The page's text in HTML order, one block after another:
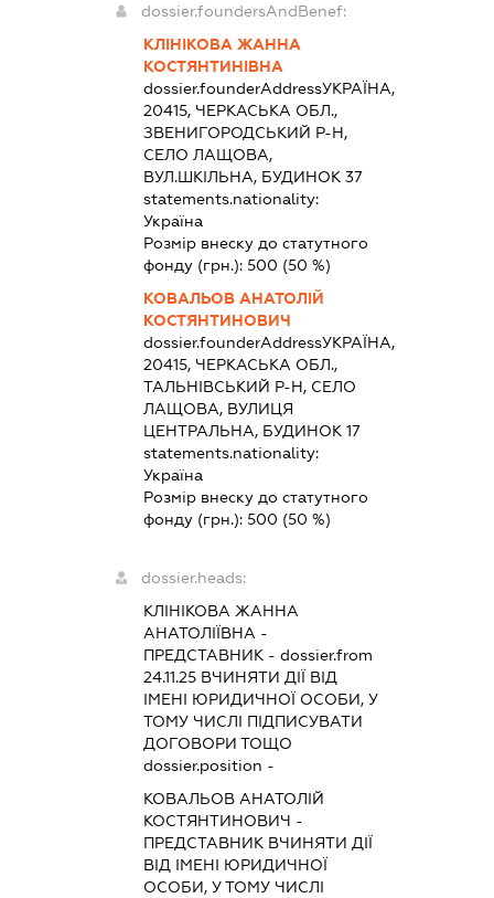
dossier.foundersAndBenef:
КЛІНІКОВА ЖАННА
КОСТЯНТИНІВНА
dossier.founderAddressУКРАЇНА,
20415, ЧЕРКАСЬКА ОБЛ.,
ЗВЕНИГОРОДСЬКИЙ Р-Н,
СЕЛО ЛАЩОВА,
ВУЛ.ШКІЛЬНА, БУДИНОК 37
statements.nationality:
Україна
Розмір внеску до статутного
фонду (грн.): 500 (50 %)
КОВАЛЬОВ АНАТОЛІЙ
КОСТЯНТИНОВИЧ
dossier.founderAddressУКРАЇНА,
20415, ЧЕРКАСЬКА ОБЛ.,
ТАЛЬНІВСЬКИЙ Р-Н, СЕЛО
ЛАЩОВА, ВУЛИЦЯ
ЦЕНТРАЛЬНА, БУДИНОК 17
statements.nationality:
Україна
Розмір внеску до статутного
фонду (грн.): 500 (50 %)
dossier.heads:
КЛІНІКОВА ЖАННА
АНАТОЛІЇВНА -
ПРЕДСТАВНИК - dossier.from
24.11.25ВЧИНЯТИ ДІЇ ВІД
ІМЕНІ ЮРИДИЧНОЇ ОСОБИ, У
ТОМУ ЧИСЛІ ПІДПИСУВАТИ
ДОГОВОРИ ТОЩО
dossier.position -
КОВАЛЬОВ АНАТОЛІЙ
КОСТЯНТИНОВИЧ -
ПРЕДСТАВНИК ВЧИНЯТИ ДІЇ
ВІД ІМЕНІ ЮРИДИЧНОЇ
ОСОБИ, У ТОМУ ЧИСЛІ